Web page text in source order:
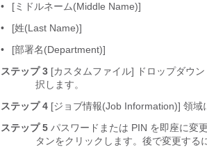
•
[ミドルネーム(Middle Name)]
•
[姓(Last Name)]
•
[部署名(Department)]
ステップ 3 [カスタムファイル] ドロップダウ
択します。
ステップ 4 [ジョブ情報(Job Information)] 領域
ステップ 5 パスワードまたは PIN を即座に変
タンをクリックします。後で変更する